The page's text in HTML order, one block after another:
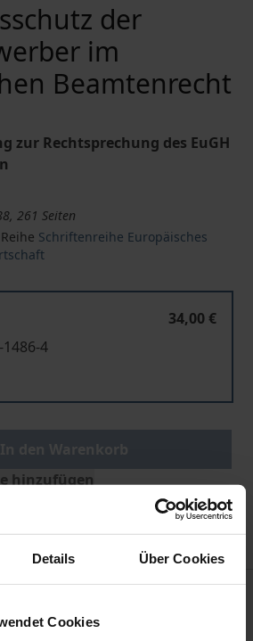
Details Über Cookies
Cookies
der
im
Beamtenrecht
zur Rechtsprechung des EuGH
261 Seiten
Schriftenreihe Europäisches
34,00 €
1486-4
In den Warenkorb
hinzufügen